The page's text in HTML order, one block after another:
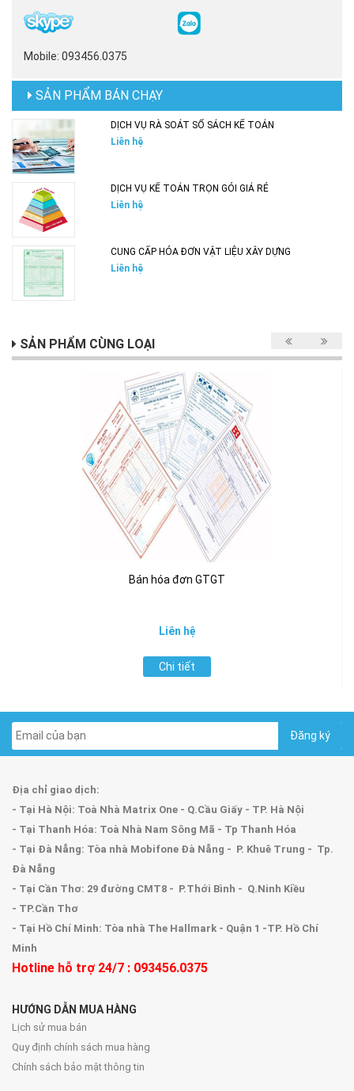
Mobile: 093456.0375
SẢN PHẨM BÁN CHẠY
DỊCH VỤ RÀ SOÁT SỔ SÁCH KẾ TOÁN
Liên hệ
DỊCH VỤ KẾ TOÁN TRỌN GÓI GIÁ RẺ
Liên hệ
CUNG CẤP HÓA ĐƠN VẬT LIỆU XÂY DỰNG
Liên hệ
SẢN PHẨM CÙNG LOẠI
Bán hóa đơn GTGT
Liên hệ
Chi tiết
Địa chỉ giao dịch:
- Tại Hà Nội: Toà Nhà Matrix One - Q.Cầu Giấy - TP. Hà Nội
- Tại Thanh Hóa: Toà Nhà Nam Sông Mã - Tp Thanh Hóa
- Tại Đà Nẵng: Tòa nhà Mobifone Đà Nẵng - P. Khuê Trung - Tp.
Đà Nẵng
- Tại Cần Thơ: 29 đường CMT8 - P.Thới Bình - Q.Ninh Kiều
- TP.Cần Thơ
- Tại Hồ Chí Minh: Tòa nhà The Hallmark - Quận 1 -TP. Hồ Chí
Minh
Hotline hỗ trợ 24/7 : 093456.0375
HƯỚNG DẪN MUA HÀNG
Lịch sử mua bán
Quy định chính sách mua hàng
Chính sách bảo mật thông tin